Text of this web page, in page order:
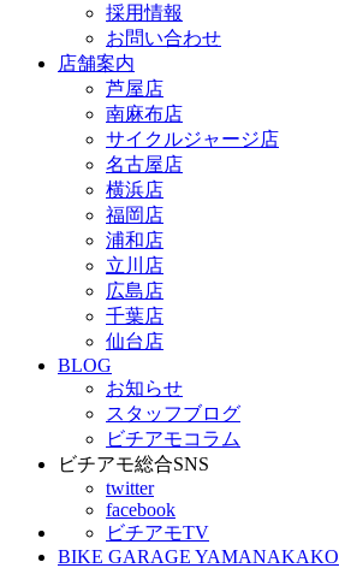
採用情報
お問い合わせ
店舗案内
芦屋店
南麻布店
サイクルジャージ店
名古屋店
横浜店
福岡店
浦和店
立川店
広島店
千葉店
仙台店
BLOG
お知らせ
スタッフブログ
ビチアモコラム
ビチアモ総合SNS
twitter
facebook
ビチアモTV
BIKE GARAGE YAMANAKAKO